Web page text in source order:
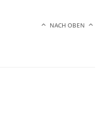
NACH OBEN